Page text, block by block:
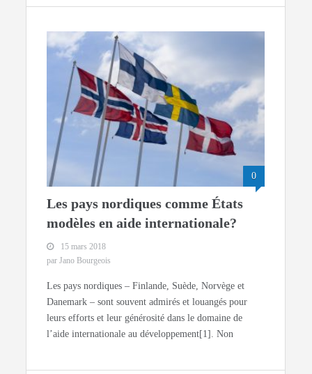
0
Les pays nordiques comme États
modèles en aide internationale?
15 mars 2018
par Jano Bourgeois
Les pays nordiques – Finlande, Suède, Norvège et
Danemark – sont souvent admirés et louangés pour
leurs efforts et leur générosité dans le domaine de
l’aide internationale au développement[1]. Non